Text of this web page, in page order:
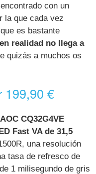
con un
la que cada vez
es bastante
realidad no llega a
quizás a muchos os
199,90 €
AOC CQ32G4VE
Fast VA de 31,5
una resolución
tasa de refresco de
1 milisegundo de gris